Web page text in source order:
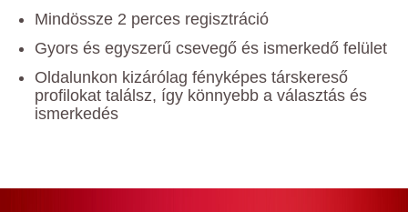
Mindössze 2 perces regisztráció
Gyors és egyszerű csevegő és ismerkedő felület
Oldalunkon kizárólag fényképes társkereső
profilokat találsz, így könnyebb a választás és
ismerkedés